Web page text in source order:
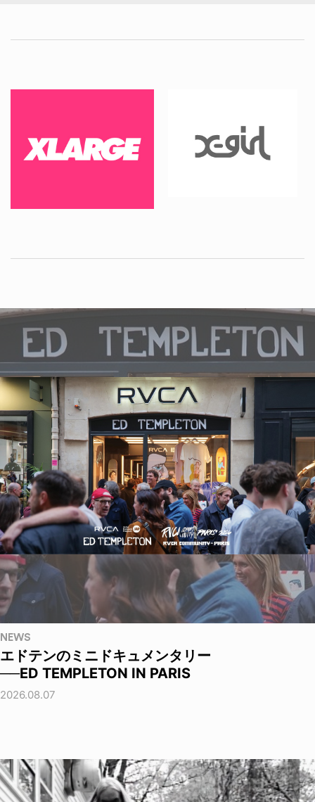
NEWS
エドテンのミニドキュメンタリー
──ED TEMPLETON IN PARIS
2026.08.07